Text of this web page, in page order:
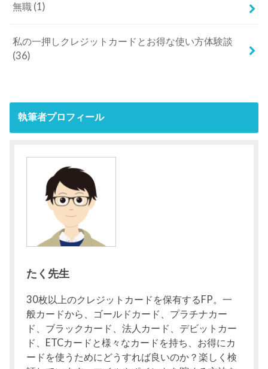
無職 (1)
私の一押しクレジットカードとお得な使い方体験談
(36)
執筆者プロフィール
たく先生
30枚以上のクレジットカードを保有するFP。一
般カードから、ゴールドカード、プラチナカー
ド、ブラックカード、法人カード、デビットカー
ド、ETCカードと様々なカードを持ち、お得にカ
ードを使うためにどうすれば良いのか？楽しく検